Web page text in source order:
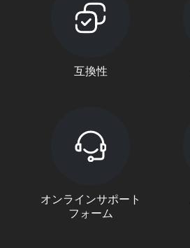
互換性
オンラインサポート
フォーム